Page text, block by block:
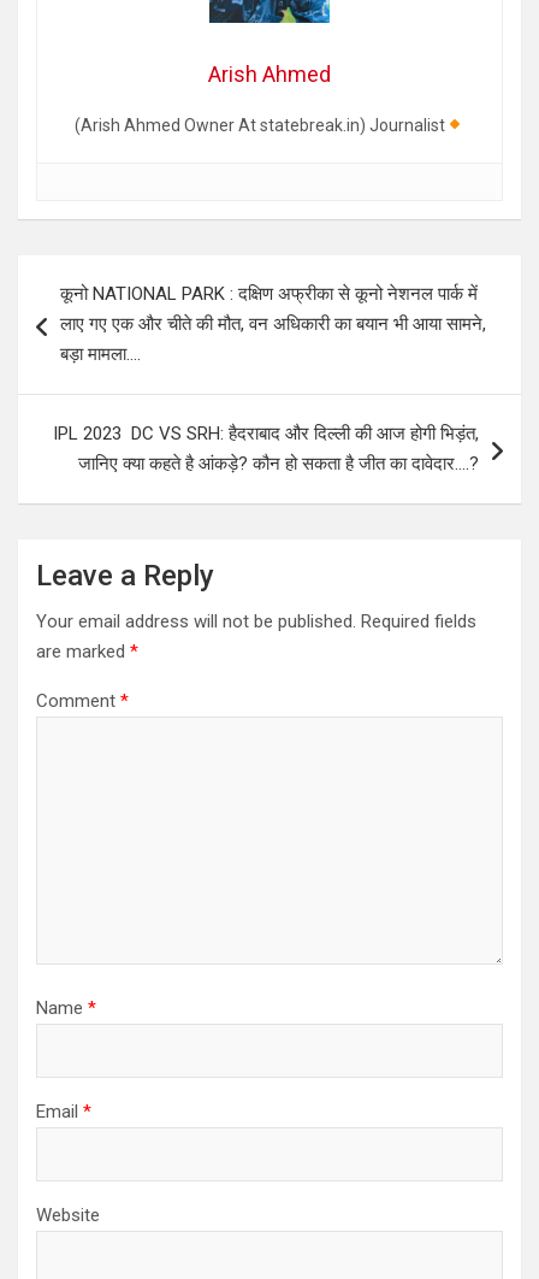
Arish Ahmed
(Arish Ahmed Owner At statebreak.in) Journalist
navigation
कूनो NATIONAL PARK : दक्षिण अफ्रीका से कूनो नेशनल पार्क में
लाए गए एक और चीते की मौत, वन अधिकारी का बयान भी आया सामने,
बड़ा मामला….
IPL 2023 DC VS SRH: हैदराबाद और दिल्ली की आज होगी भिड़ंत,
जानिए क्या कहते है आंकड़े? कौन हो सकता है जीत का दावेदार….?
Leave a Reply
Your email address will not be published. Required fields
are marked *
Comment *
Name *
Email *
Website